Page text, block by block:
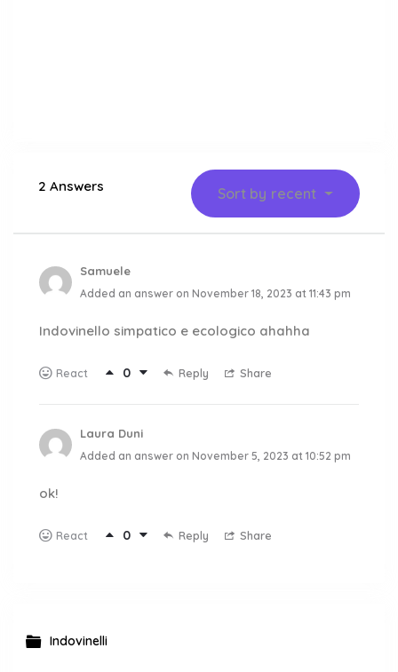
2 Answers Sort by recent
Samuele
Added an answer on November 18, 2023 at 11:43 pm
Indovinello simpatico e ecologico ahahha
React 0 Reply Share
Laura Duni
Added an answer on November 5, 2023 at 10:52 pm
ok!
React 0 Reply Share
Indovinelli